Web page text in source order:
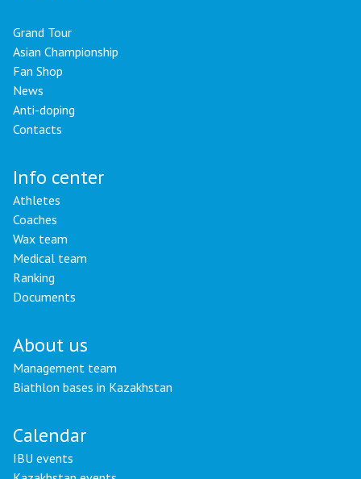
Grand Tour
Asian Championship
Fan Shop
News
Anti-doping
Contacts
Info center
Athletes
Coaches
Wax team
Medical team
Ranking
Documents
About us
Management team
Biathlon bases in Kazakhstan
Calendar
IBU events